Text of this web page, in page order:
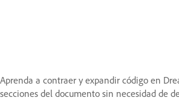
Aprenda a contraer y expandir código en
secciones del documento sin necesidad de